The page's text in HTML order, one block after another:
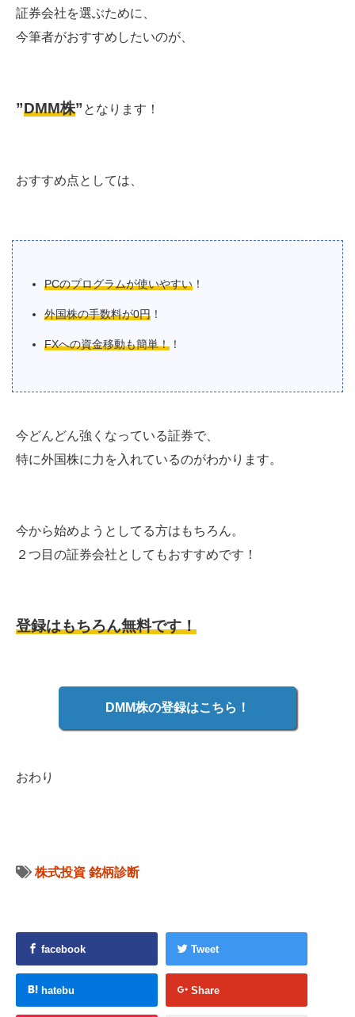
証券会社を選ぶために、
今筆者がおすすめしたいのが、
”DMM株” となります！
おすすめ点としては、
PCのプログラムが使いやすい ！
外国株の手数料が0円 ！
FXへの資金移動も簡単！ ！
今どんどん強くなっている証券で、
特に外国株に力を入れているのがわかります。
今から始めようとしてる方はもちろん。
２つ目の証券会社としてもおすすめです！
登録はもちろん無料です！
DMM株の登録はこちら！
おわり
株式投資 銘柄診断
facebook Tweet
hatebu Share